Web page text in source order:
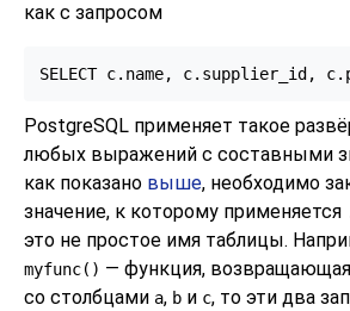
как с запросом
SELECT c.name, c.supplier_id,
PostgreSQL применяет такое
любых выражений с составными
как показано выше, необходимо
значение, к которому применяется
это не простое имя таблицы.
myfunc() — функция,
со столбцами a, b и c, то эти два